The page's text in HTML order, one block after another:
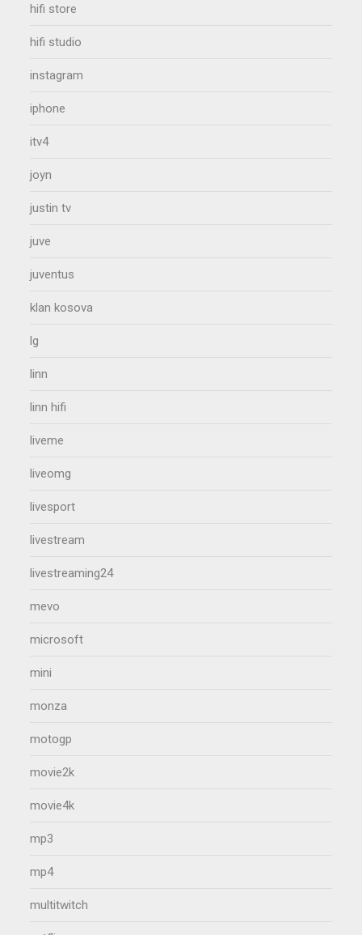
hifi store
hifi studio
instagram
iphone
itv4
joyn
justin tv
juve
juventus
klan kosova
lg
linn
linn hifi
liveme
liveomg
livesport
livestream
livestreaming24
mevo
microsoft
mini
monza
motogp
movie2k
movie4k
mp3
mp4
multitwitch